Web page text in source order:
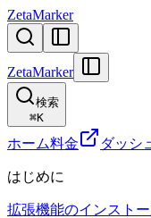
ZetaMarker
ZetaMarker
検索
⌘K
ホーム料金 ダッシ
はじめに
拡張機能のインスト